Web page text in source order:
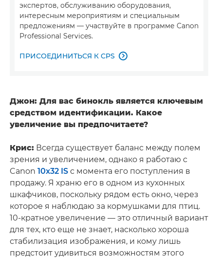
экспертов, обслуживанию оборудования,
интересным мероприятиям и специальным
предложениям — участвуйте в программе Canon
Professional Services.
ПРИСОЕДИНИТЬСЯ К CPS 
Джон: Для вас бинокль является ключевым
средством идентификации. Какое
увеличение вы предпочитаете?
Крис: Всегда существует баланс между полем
зрения и увеличением, однако я работаю с
Canon 10x32 IS с момента его поступления в
продажу. Я храню его в одном из кухонных
шкафчиков, поскольку рядом есть окно, через
которое я наблюдаю за кормушками для птиц.
10-кратное увеличение — это отличный вариант
для тех, кто еще не знает, насколько хороша
стабилизация изображения, и кому лишь
предстоит удивиться возможностям этого